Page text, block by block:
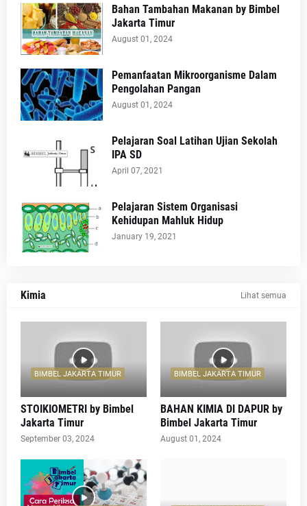
Bahan Tambahan Makanan by Bimbel
Jakarta Timur
August 01, 2024
Pemanfaatan Mikroorganisme Dalam
Pengolahan Pangan
August 01, 2024
Pelajaran Soal Latihan Ujian Sekolah
IPA SD
April 07, 2021
Pelajaran Sistem Organisasi
Kehidupan Mahluk Hidup
January 19, 2021
Kimia Lihat semua
BIMBEL JAKARTA TIMUR
STOIKIOMETRI by Bimbel
Jakarta Timur
September 03, 2024
BIMBEL JAKARTA TIMUR
BAHAN KIMIA DI DAPUR by
Bimbel Jakarta Timur
August 01, 2024